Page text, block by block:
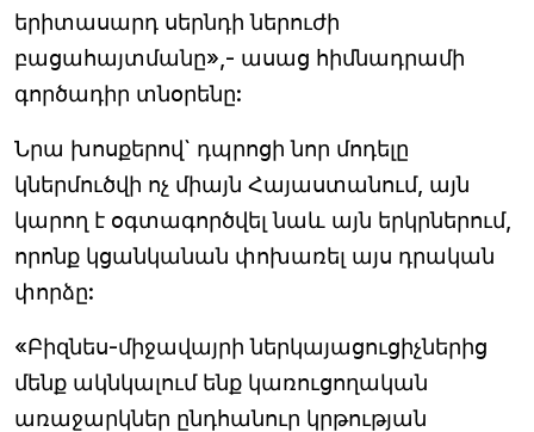
երիտասարդ սերնդի ներուժի
բացահայտմանը»,- ասաց հիմնադրամի
գործադիր տնօրենը:
Նրա խոսքերով` դպրոցի նոր մոդելը
կներմուծվի ոչ միայն Հայաստանում, այն
կարող է օգտագործվել նաև այն երկրներում,
որոնք կցանկանան փոխառել այս դրական
փորձը:
«Բիզնես-միջավայրի ներկայացուցիչներից
մենք ակնկալում ենք կառուցողական
առաջարկներ ընդհանուր կրթության